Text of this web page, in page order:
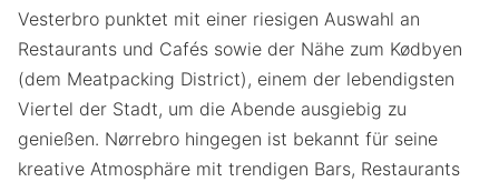
Vesterbro punktet mit einer riesigen Auswahl an
Restaurants und Cafés sowie der Nähe zum Kødbyen
(dem Meatpacking District), einem der lebendigsten
Viertel der Stadt, um die Abende ausgiebig zu
genießen. Nørrebro hingegen ist bekannt für seine
kreative Atmosphäre mit trendigen Bars, Restaurants